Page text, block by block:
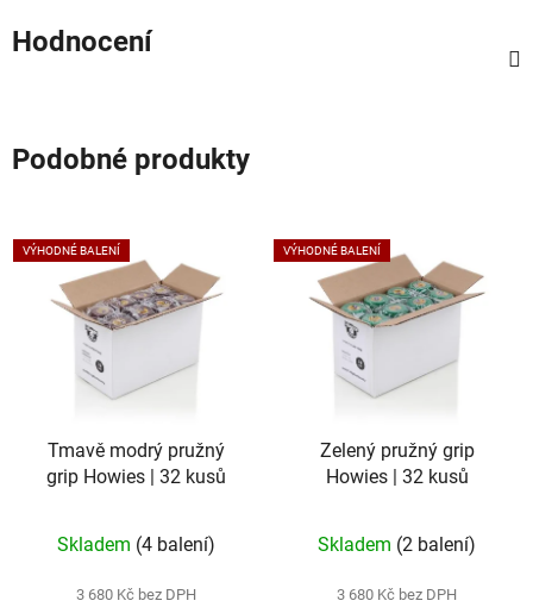
Hodnocení
Podobné produkty
VÝHODNÉ BALENÍ
Tmavě modrý pružný
grip Howies | 32 kusů
Skladem (4 balení)
3 680 Kč bez DPH
VÝHODNÉ BALENÍ
Zelený pružný grip
Howies | 32 kusů
Skladem (2 balení)
3 680 Kč bez DPH